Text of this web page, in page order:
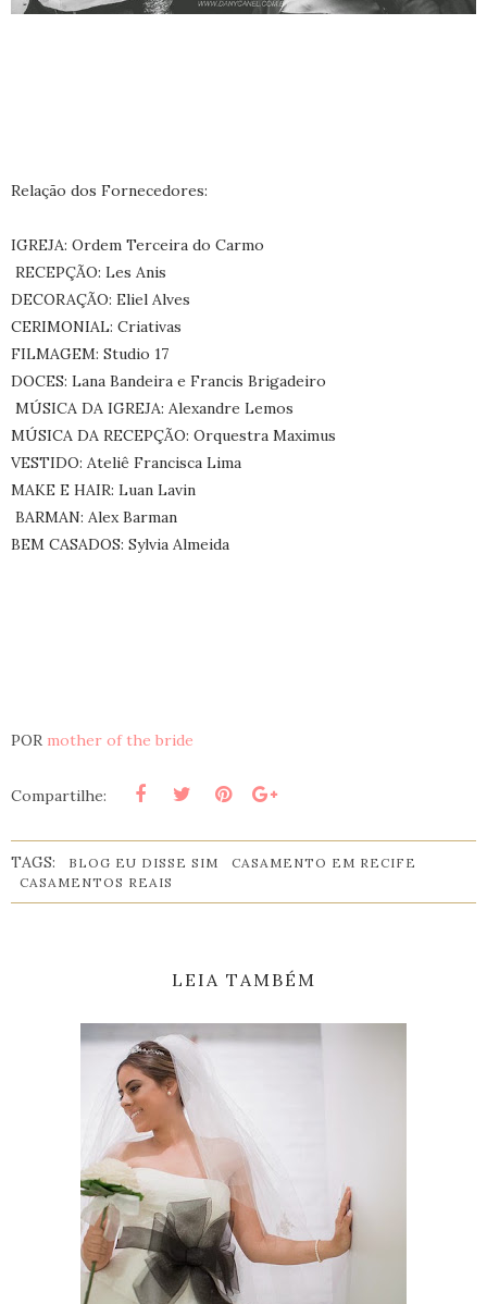
Relação dos Fornecedores:
IGREJA: Ordem Terceira do Carmo
RECEPÇÃO: Les Anis
DECORAÇÃO: Eliel Alves
CERIMONIAL: Criativas
FILMAGEM: Studio 17
DOCES: Lana Bandeira e Francis Brigadeiro
MÚSICA DA IGREJA: Alexandre Lemos
MÚSICA DA RECEPÇÃO: Orquestra Maximus
VESTIDO: Ateliê Francisca Lima
MAKE E HAIR: Luan Lavin
BARMAN: Alex Barman
BEM CASADOS: Sylvia Almeida
POR mother of the bride
Compartilhe:
TAGS: BLOG EU DISSE SIM
CASAMENTO EM RECIFE
CASAMENTOS REAIS
LEIA TAMBÉM